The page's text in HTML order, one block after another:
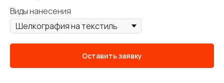
Виды нанесения
Оставить заявку